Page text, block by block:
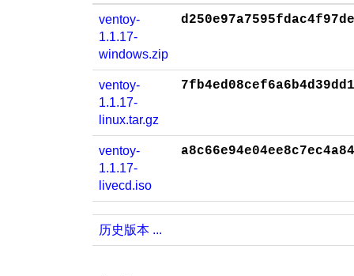
ventoy-
1.1.17-
windows.zip
ventoy-
1.1.17-
linux.tar.gz
ventoy-
1.1.17-
livecd.iso
历史版本 ...